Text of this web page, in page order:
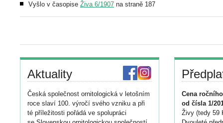
Vyšlo v časopise Živa 6/1907 na straně 187
Aktuality
Česká společnost ornitologická v letošním
roce slaví 100. výročí svého vzniku a při
té příležitosti pořádá ve spolupráci
Cena
od čísla 1/
Živy (tedy 59